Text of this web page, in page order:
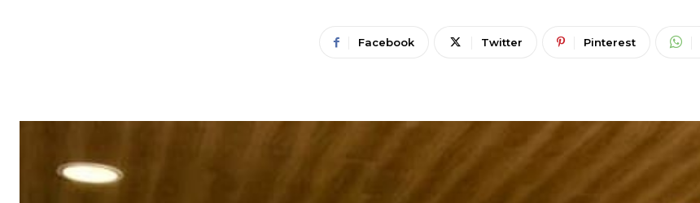
Facebook Twitter Pinterest